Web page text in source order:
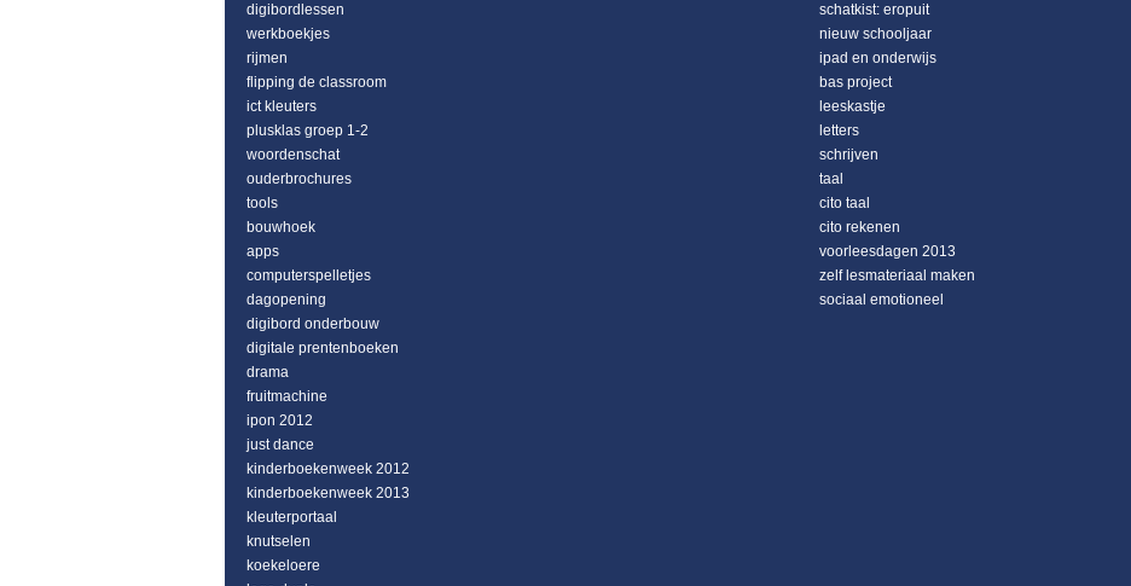
digibordlessen
werkboekjes
rijmen
flipping de classroom
ict kleuters
plusklas groep 1-2
woordenschat
ouderbrochures
tools
bouwhoek
apps
computerspelletjes
dagopening
digibord onderbouw
digitale prentenboeken
drama
fruitmachine
ipon 2012
just dance
kinderboekenweek 2012
kinderboekenweek 2013
kleuterportaal
knutselen
koekeloere
schatkist: eropuit
nieuw schooljaar
ipad en onderwijs
bas project
leeskastje
letters
schrijven
taal
cito taal
cito rekenen
voorleesdagen 2013
zelf lesmateriaal maken
sociaal emotioneel